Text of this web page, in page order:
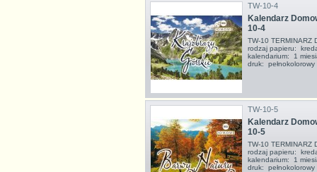
TW-10-4
Kalendarz
10-4
TW-10
rodzaj papieru:
kalendarium: 1
druk:
TW-10-5
Kalendarz
10-5
TW-10
rodzaj papieru:
kalendarium: 1
druk: